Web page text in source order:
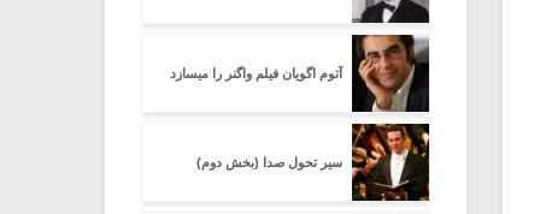
آتوم اگویان فیلم واگنر را میسازد
سیر تحول صدا (بخش دوم)